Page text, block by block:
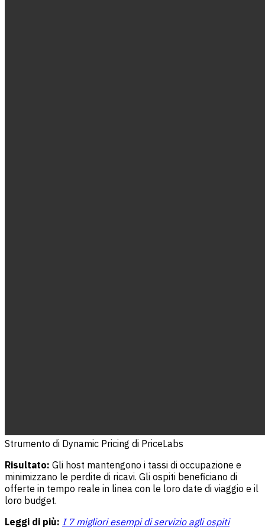
Strumento di Dynamic Pricing di PriceLabs
Risultato: Gli host mantengono i tassi di occupazione e
minimizzano le perdite di ricavi. Gli ospiti beneficiano di
offerte in tempo reale in linea con le loro date di viaggio e il
loro budget.
Leggi di più: I 7 migliori esempi di servizio agli ospiti